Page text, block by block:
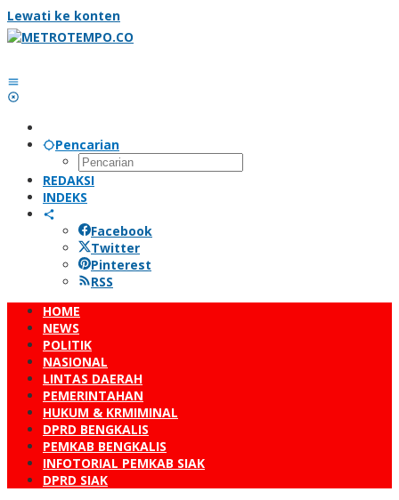
Lewati ke konten
Pencarian
REDAKSI
INDEKS
Facebook
Twitter
Pinterest
RSS
HOME
NEWS
POLITIK
NASIONAL
LINTAS DAERAH
PEMERINTAHAN
HUKUM & KRMIMINAL
DPRD BENGKALIS
PEMKAB BENGKALIS
INFOTORIAL PEMKAB SIAK
DPRD SIAK